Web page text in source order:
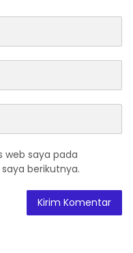
web saya pada
berikutnya.